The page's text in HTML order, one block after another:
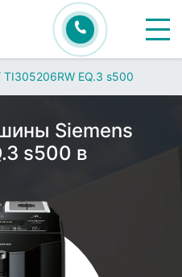
TI305206RW EQ.3 s500
Siemens
s500 в